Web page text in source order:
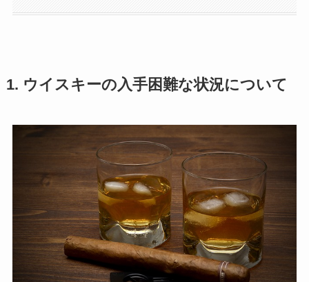
1. ウイスキーの入手困難な状況について